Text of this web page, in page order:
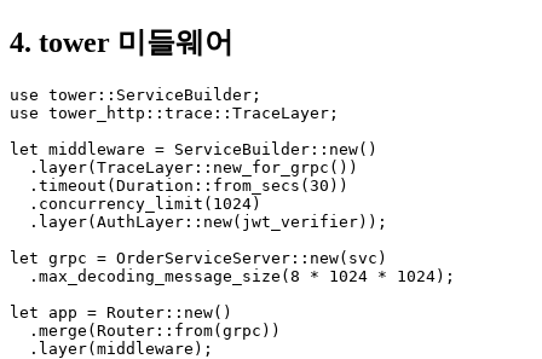
4. tower 미들웨어
use tower::ServiceBuilder;
use tower_http::trace::TraceLayer;
let middleware = ServiceBuilder::new()
  .layer(TraceLayer::new_for_grpc())
  .timeout(Duration::from_secs(30))
  .concurrency_limit(1024)
  .layer(AuthLayer::new(jwt_verifier));
let grpc = OrderServiceServer::new(svc)
  .max_decoding_message_size(8 * 1024 * 1024);
let app = Router::new()
  .merge(Router::from(grpc))
  .layer(middleware);